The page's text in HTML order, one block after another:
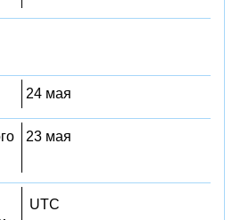
24 мая
23 мая
UTC